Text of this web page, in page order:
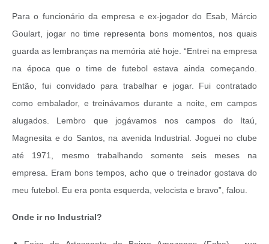
Para o funcionário da empresa e ex-jogador do Esab, Márcio
Goulart, jogar no time representa bons momentos, nos quais
guarda as lembranças na memória até hoje. “Entrei na empresa
na época que o time de futebol estava ainda começando.
Então, fui convidado para trabalhar e jogar. Fui contratado
como embalador, e treinávamos durante a noite, em campos
alugados. Lembro que jogávamos nos campos do Itaú,
Magnesita e do Santos, na avenida Industrial. Joguei no clube
até 1971, mesmo trabalhando somente seis meses na
empresa. Eram bons tempos, acho que o treinador gostava do
meu futebol. Eu era ponta esquerda, velocista e bravo”, falou.
Onde ir no Industrial?